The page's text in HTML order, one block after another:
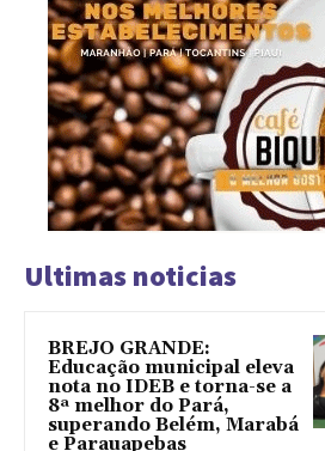
Ultimas noticias
BREJO GRANDE:
Educação municipal eleva
nota no IDEB e torna-se a
8ª melhor do Pará,
superando Belém, Marabá
e Parauapebas